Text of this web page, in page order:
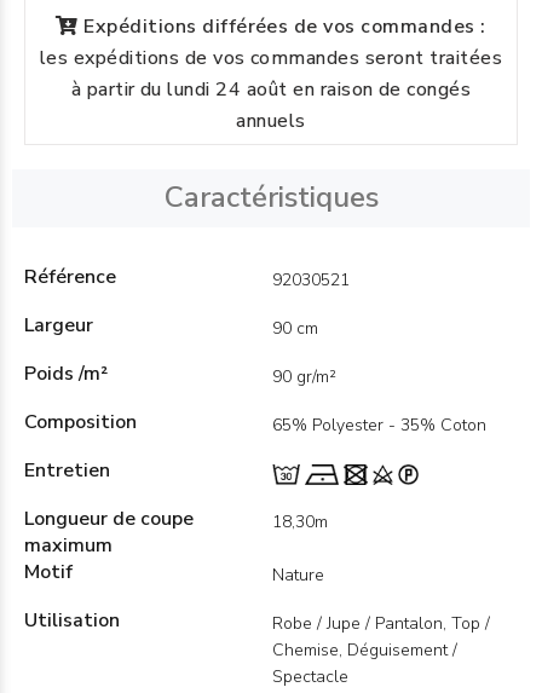
Expéditions différées de vos commandes :
les expéditions de vos commandes seront traitées
à partir du lundi 24 août en raison de congés
annuels
Caractéristiques
Référence 92030521
Largeur 90 cm
Poids /m² 90 gr/m²
Composition 65% Polyester - 35% Coton
Entretien
Longueur de coupe
maximum
18,30m
Motif Nature
Utilisation
Robe / Jupe / Pantalon, Top /
Chemise, Déguisement /
Spectacle